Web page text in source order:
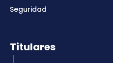
Seguridad
Titulares